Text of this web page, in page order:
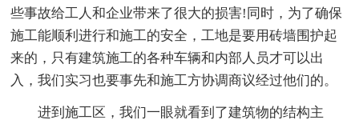
些事故给工人和企业带来了很大的损害!同时，为了确保
施工能顺利进行和施工的安全，工地是要用砖墙围护起
来的，只有建筑施工的各种车辆和内部人员才可以出
入，我们实习也要事先和施工方协调商议经过他们的。
进到施工区，我们一眼就看到了建筑物的结构主